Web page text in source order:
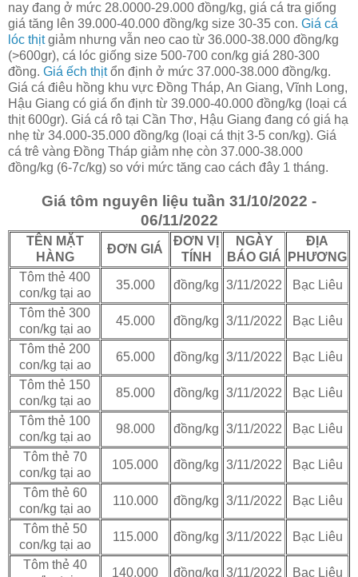
nay đang ở mức 28.0000-29.000 đồng/kg, giá cá tra giống
giá tăng lên 39.000-40.000 đồng/kg size 30-35 con. Giá cá
lóc thịtgiảm nhưng vẫn neo cao từ 36.000-38.000 đồng/kg
(>600gr), cá lóc giống size 500-700 con/kg giá 280-300
đồng. Giá ếch thịtổn định ở mức 37.000-38.000 đồng/kg.
Giá cá điêu hồng khu vực Đồng Tháp, An Giang, Vĩnh Long,
Hậu Giang có giá ổn định từ 39.000-40.000 đồng/kg (loại cá
thịt 600gr). Giá cá rô tại Cần Thơ, Hậu Giang đang có giá hạ
nhẹ từ 34.000-35.000 đồng/kg (loại cá thịt 3-5 con/kg). Giá
cá trê vàng Đồng Tháp giảm nhẹ còn 37.000-38.000
đồng/kg (6-7c/kg) so với mức tăng cao cách đây 1 tháng.
Giá tôm nguyên liệu tuần 31/10/2022 -
06/11/2022
TÊN MẶT
HÀNG
ĐƠN GIÁ
ĐƠN VỊ
TÍNH
NGÀY
BÁO GIÁ
ĐỊA
PHƯƠNG
Tôm thẻ 400
con/kg tại ao
35.000 đồng/kg 3/11/2022 Bạc Liêu
Tôm thẻ 300
con/kg tại ao
45.000 đồng/kg 3/11/2022 Bạc Liêu
Tôm thẻ 200
con/kg tại ao
65.000 đồng/kg 3/11/2022 Bạc Liêu
Tôm thẻ 150
con/kg tại ao
85.000 đồng/kg 3/11/2022 Bạc Liêu
Tôm thẻ 100
con/kg tại ao
98.000 đồng/kg 3/11/2022 Bạc Liêu
Tôm thẻ 70
con/kg tại ao
105.000 đồng/kg 3/11/2022 Bạc Liêu
Tôm thẻ 60
con/kg tại ao
110.000 đồng/kg 3/11/2022 Bạc Liêu
Tôm thẻ 50
con/kg tại ao
115.000 đồng/kg 3/11/2022 Bạc Liêu
Tôm thẻ 40
140.000 đồng/kg 3/11/2022 Bạc Liêu